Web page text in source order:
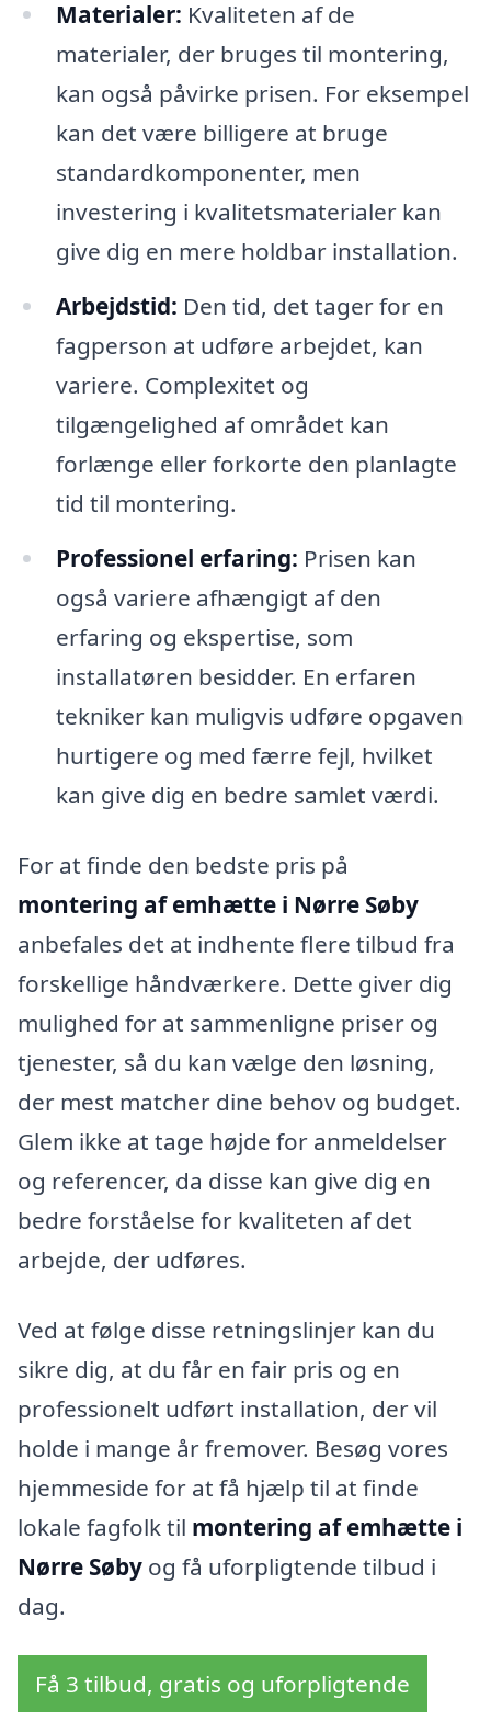
Materialer: Kvaliteten af de
materialer, der bruges til montering,
kan også påvirke prisen. For eksempel
kan det være billigere at bruge
standardkomponenter, men
investering i kvalitetsmaterialer kan
give dig en mere holdbar installation.
Arbejdstid: Den tid, det tager for en
fagperson at udføre arbejdet, kan
variere. Complexitet og
tilgængelighed af området kan
forlænge eller forkorte den planlagte
tid til montering.
Professionel erfaring: Prisen kan
også variere afhængigt af den
erfaring og ekspertise, som
installatøren besidder. En erfaren
tekniker kan muligvis udføre opgaven
hurtigere og med færre fejl, hvilket
kan give dig en bedre samlet værdi.
For at finde den bedste pris på
montering af emhætte i Nørre Søby
anbefales det at indhente flere tilbud fra
forskellige håndværkere. Dette giver dig
mulighed for at sammenligne priser og
tjenester, så du kan vælge den løsning,
der mest matcher dine behov og budget.
Glem ikke at tage højde for anmeldelser
og referencer, da disse kan give dig en
bedre forståelse for kvaliteten af det
arbejde, der udføres.
Ved at følge disse retningslinjer kan du
sikre dig, at du får en fair pris og en
professionelt udført installation, der vil
holde i mange år fremover. Besøg vores
hjemmeside for at få hjælp til at finde
lokale fagfolk til montering af emhætte i
Nørre Søby og få uforpligtende tilbud i
dag.
Få 3 tilbud, gratis og uforpligtende